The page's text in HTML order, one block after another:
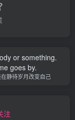
or something.
goes by.
静待岁月改变自己
注